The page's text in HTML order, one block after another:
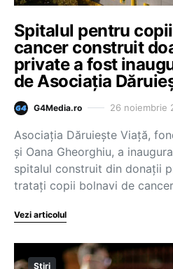
Spitalul pentru
cancer construit
private a fost
de Asociația
G4Media.ro 26 noiembrie
Asociația Dăruiește Viață,
și Oana Gheorghiu, a
spitalul construit din donații
tratați copii bolnavi de
Vezi articolul
Știri